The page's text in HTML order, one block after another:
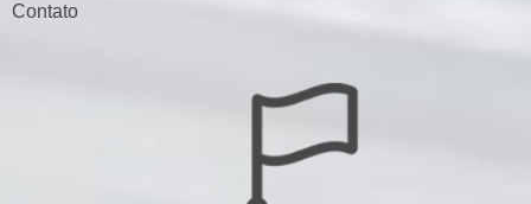
Contato